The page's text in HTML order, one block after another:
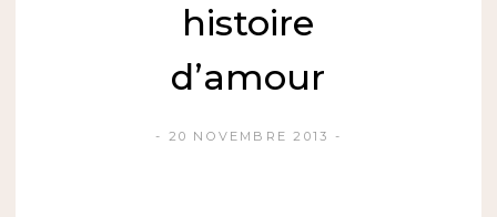
histoire
d’amour
20 NOVEMBRE 2013